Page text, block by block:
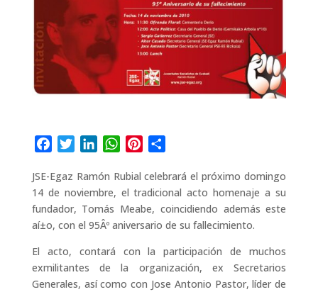
c
e
b
o
o
k
t
t
e
n
k
e
d
I
n
W
a
t
s
A
p
p
n
t
e
r
e
s
t
m
p
a
r
t
i
r
JSE-Egaz Ramón Rubial celebrará el próximo domingo
14 de noviembre, el tradicional acto homenaje a su
fundador, Tomás Meabe, coincidiendo además este
aí±o, con el 95Âº aniversario de su fallecimiento.
El acto, contará con la participación de muchos
exmilitantes de la organización, ex Secretarios
Generales, así­ como con Jose Antonio Pastor, lí­der de